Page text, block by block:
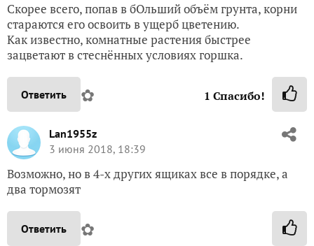
Скорее всего, попав в бОльший объём грунта, корни
стараются его освоить в ущерб цветению.
Как известно, комнатные растения быстрее
зацветают в стеснённых условиях горшка.
Ответить ✿ 1 Спасибо!
Lan1955z
3 июня 2018, 18:39
Возможно, но в 4-х других ящиках все в порядке, а
два тормозят
Ответить ✿